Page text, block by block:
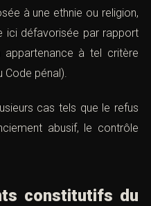
à une ethnie ou religion,
ici défavorisée par rapport
à tel critère
Code pénal).
cas tels que le refus
abusif, le contrôle
constitutifs du